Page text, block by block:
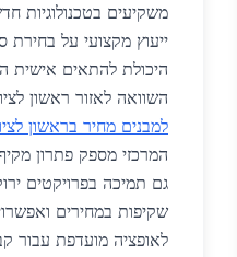
משקיעים בטכנולוגיות
ייעוץ מקצועי על בחירת
היכולת להתאים אישית
השוואה לאזור ראשון
למבנים מחיר בראשון
גם תמיכה בפרויקטים
שקיפות במחירים
לאופציה מועדפת עבור